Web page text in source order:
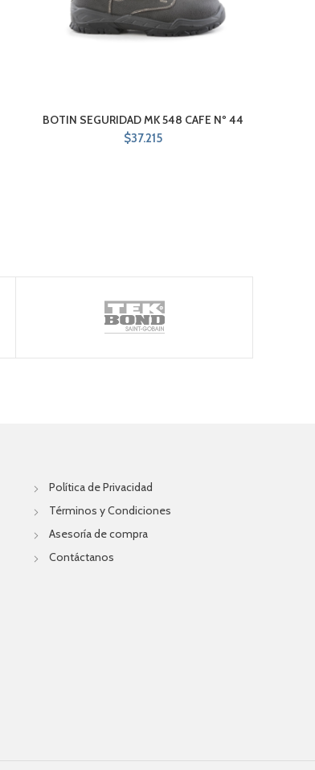
BOTIN SEGURIDAD MK 548 CAFE Nº 44
$37.215
Política de Privacidad
Términos y Condiciones
Asesoría de compra
Contáctanos